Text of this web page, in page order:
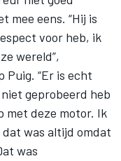
mee eens. “Hij is
voor heb, ik
wereld”,
Puig. “Er is echt
geprobeerd heb
met deze motor. Ik
was altijd omdat
was